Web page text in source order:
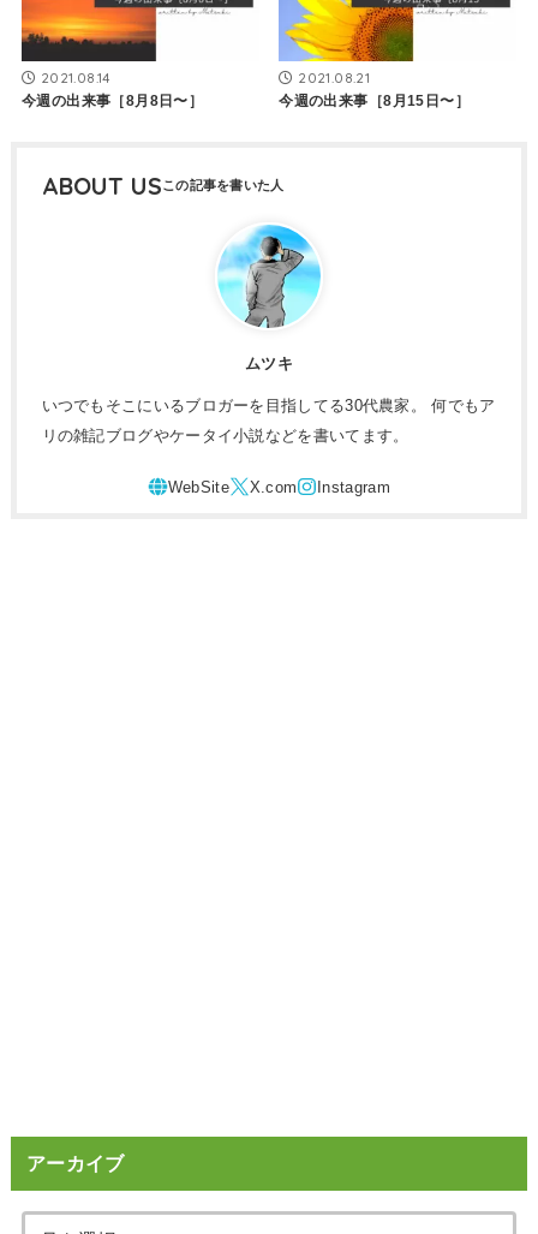
2021.08.14
今週の出来事［8月8日〜］
2021.08.21
今週の出来事［8月15日〜］
ABOUT US
ムツキ
いつでもそこにいるブロガーを目指してる30代農家。 何でもア
リの雑記ブログやケータイ小説などを書いてます。
アーカイブ